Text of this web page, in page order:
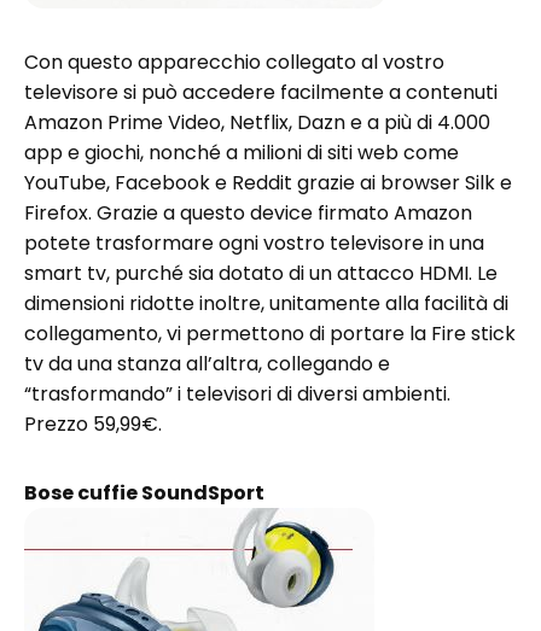
Con questo apparecchio collegato al vostro
televisore si può accedere facilmente a contenuti
Amazon Prime Video, Netflix, Dazn e a più di 4.000
app e giochi, nonché a milioni di siti web come
YouTube, Facebook e Reddit grazie ai browser Silk e
Firefox. Grazie a questo device firmato Amazon
potete trasformare ogni vostro televisore in una
smart tv, purché sia dotato di un attacco HDMI. Le
dimensioni ridotte inoltre, unitamente alla facilità di
collegamento, vi permettono di portare la Fire stick
tv da una stanza all’altra, collegando e
“trasformando” i televisori di diversi ambienti.
Prezzo 59,99€.
Bose cuffie SoundSport